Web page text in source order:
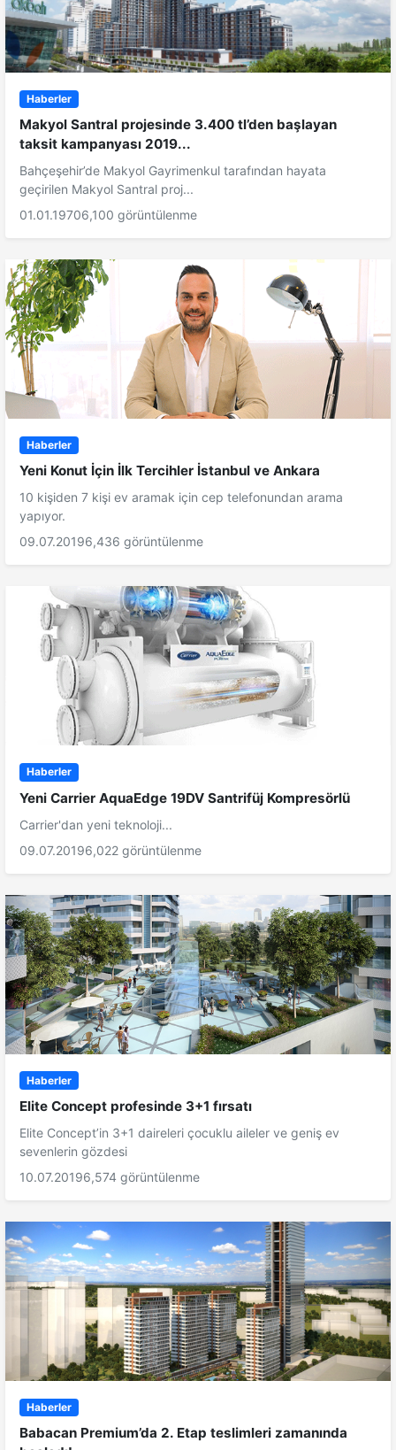
Haberler
Makyol Santral projesinde 3.400 tl’den başlayan
taksit kampanyası 2019...
Bahçeşehir’de Makyol Gayrimenkul tarafından hayata
geçirilen Makyol Santral proj...
01.01.19706,100 görüntülenme
Haberler
Yeni Konut İçin İlk Tercihler İstanbul ve Ankara
10 kişiden 7 kişi ev aramak için cep telefonundan arama
yapıyor.
09.07.20196,436 görüntülenme
Haberler
Yeni Carrier AquaEdge 19DV Santrifüj Kompresörlü
Carrier'dan yeni teknoloji...
09.07.20196,022 görüntülenme
Haberler
Elite Concept profesinde 3+1 fırsatı
Elite Concept’in 3+1 daireleri çocuklu aileler ve geniş ev
sevenlerin gözdesi
10.07.20196,574 görüntülenme
Haberler
Babacan Premium’da 2. Etap teslimleri zamanında